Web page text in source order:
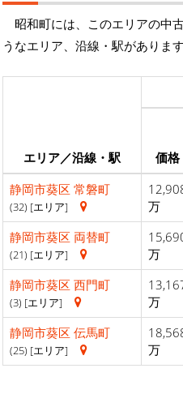
昭和町には、このエリアの中
うなエリア、沿線・駅があります
エリア／沿線・駅 価格
静岡市葵区 常磐町
(32) [エリア]
万
静岡市葵区 両替町
(21) [エリア]
万
静岡市葵区 西門町
(3) [エリア]
万
静岡市葵区 伝馬町
(25) [エリア]
万